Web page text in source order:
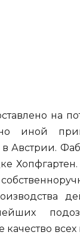
на
иной
Австрии.
Хопфгартен.